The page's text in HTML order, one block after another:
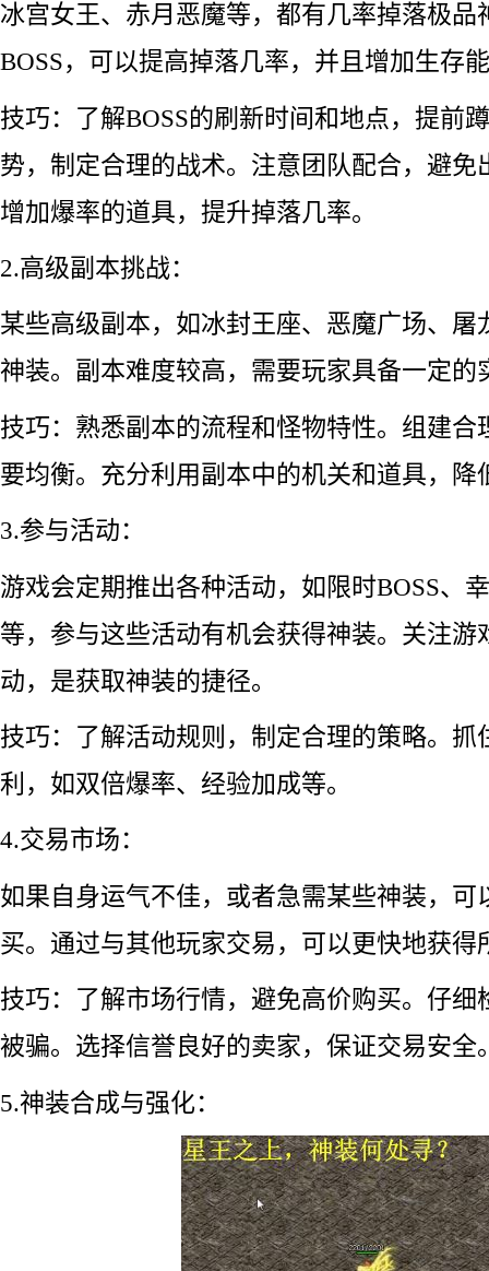
冰宫女王、赤月恶魔等，都有几率掉落极品
BOSS，可以提高掉落几率，并且增加生存
技巧：了解BOSS的刷新时间和地点，提前
势，制定合理的战术。注意团队配合，避免
增加爆率的道具，提升掉落几率。
2.高级副本挑战：
某些高级副本，如冰封王座、恶魔广场、屠
神装。副本难度较高，需要玩家具备一定的
技巧：熟悉副本的流程和怪物特性。组建合
要均衡。充分利用副本中的机关和道具，降
3.参与活动：
游戏会定期推出各种活动，如限时BOSS、
等，参与这些活动有机会获得神装。关注游
动，是获取神装的捷径。
技巧：了解活动规则，制定合理的策略。抓
利，如双倍爆率、经验加成等。
4.交易市场：
如果自身运气不佳，或者急需某些神装，可
买。通过与其他玩家交易，可以更快地获得
技巧：了解市场行情，避免高价购买。仔细
被骗。选择信誉良好的卖家，保证交易安全
5.神装合成与强化：